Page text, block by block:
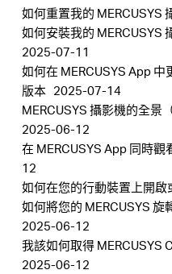
如何重置我的 MERCUSYS
如何安裝我的 MERCUSYS
2025-07-11
如何在 MERCUSYS App 中
版本 2025-07-14
MERCUSYS 攝影機的全景
2025-06-12
在 MERCUSYS App 同時
12
如何在您的行動裝置上開啟
如何將您的 MERCUSYS
2025-06-12
我該如何取得 MERCUSYS
2025-06-12